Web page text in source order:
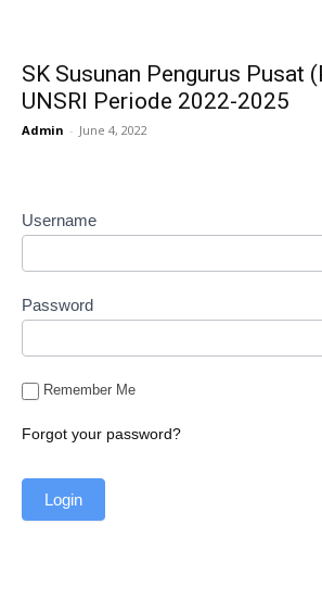
SK Susunan Pengurus Pusat
UNSRI Periode 2022-2025
Admin - June 4, 2022
Username
Password
Remember Me
Forgot your password?